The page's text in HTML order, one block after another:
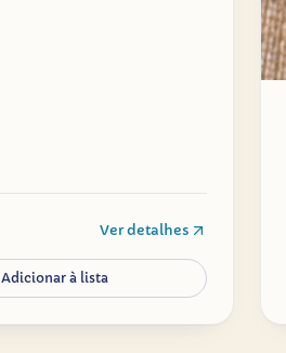
Ver detalhes
Adicionar à lista